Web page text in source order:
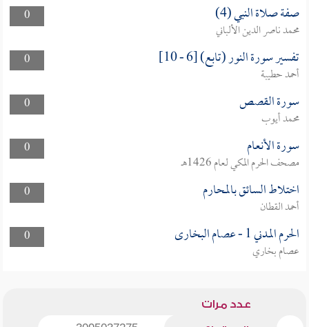
0 صفة صلاة النبي (4)
محمد ناصر الدين الألباني
0
تفسير سورة النور (تابع) [6 - 10]
أحمد حطيبة
0
سورة القصص
محمد أيوب
0
سورة الأنعام
مصحف الحرم المكي لعام 1426هـ
0
اختلاط السائق بالمحارم
أحمد القطان
0
الحرم المدني 1 - عصام البخارى
عصام بخاري
عدد مرات